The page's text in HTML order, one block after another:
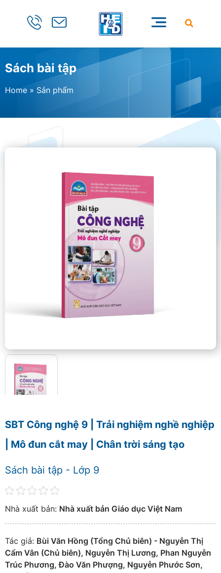
Sách bài tập
Home » Sản phẩm
SBT Công nghệ 9 | Trải nghiệm nghề nghiệp
| Mô đun cắt may | Chân trời sáng tạo
Sách bài tập - Lớp 9
Nhà xuất bản: Nhà xuất bản Giáo dục Việt Nam
Tác giả: Bùi Văn Hồng (Tổng Chủ biên) - Nguyễn Thị
Cẩm Vân (Chủ biên), Nguyễn Thị Lương, Phan Nguyễn
Trúc Phương, Đào Văn Phượng, Nguyễn Phước Sơn,